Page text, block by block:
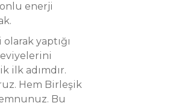
enerji
yaptığı
ilk adımdır.
Hem Birleşik
Bu